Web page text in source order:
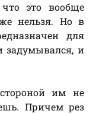
это вообще
нельзя. Но в
для
задумывался, и
им не
Причем рез